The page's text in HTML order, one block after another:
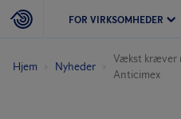
FOR VIRKSOMHEDER
Hjem Nyheder
Vækst kræver
Anticimex